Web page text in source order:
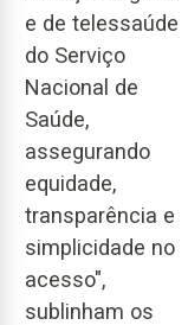
e de telessaúde
do Serviço
Nacional de
Saúde,
assegurando
equidade,
transparência e
simplicidade no
acesso",
sublinham os